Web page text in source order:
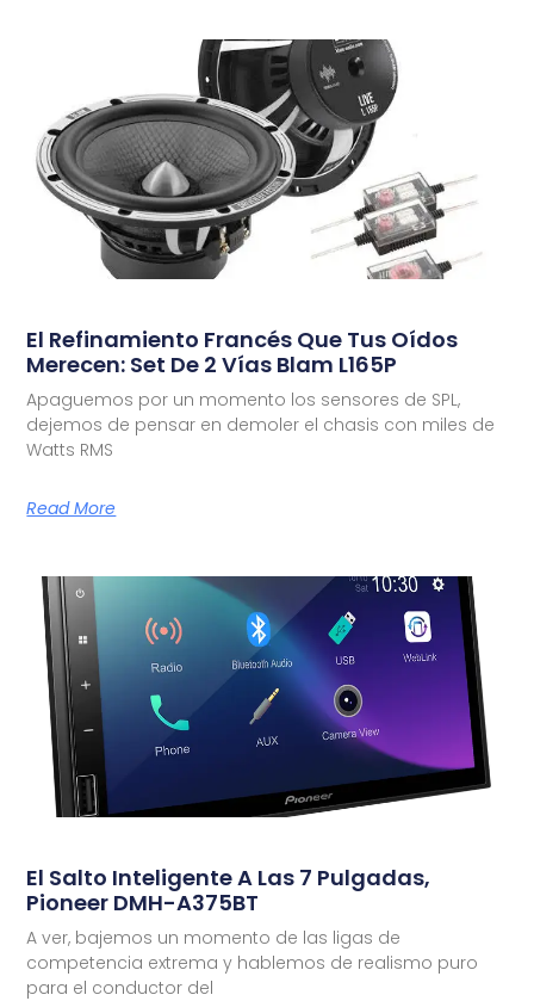
El Refinamiento Francés Que Tus Oídos
Merecen: Set De 2 Vías Blam L165P
Apaguemos por un momento los sensores de SPL,
dejemos de pensar en demoler el chasis con miles de
Watts RMS
Read More
El Salto Inteligente A Las 7 Pulgadas,
Pioneer DMH-A375BT
A ver, bajemos un momento de las ligas de
competencia extrema y hablemos de realismo puro
para el conductor del